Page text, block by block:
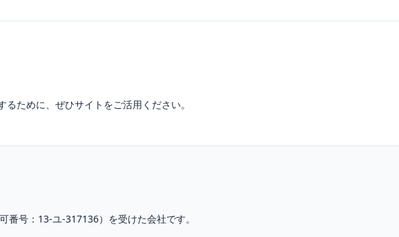
ために、ぜひサイトをご活用ください。
番号：13-ユ-317136）を受けた会社です。